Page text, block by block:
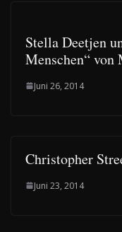
Stella Deetjen
Menschen“ von
Juni 26, 2014
Christopher
Juni 23, 2014